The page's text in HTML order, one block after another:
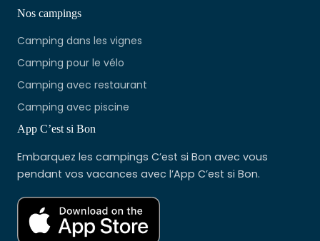
Nos campings
Camping dans les vignes
Camping pour le vélo
Camping avec restaurant
Camping avec piscine
App C’est si Bon
Embarquez les campings C’est si Bon avec vous
pendant vos vacances avec l’App C’est si Bon.